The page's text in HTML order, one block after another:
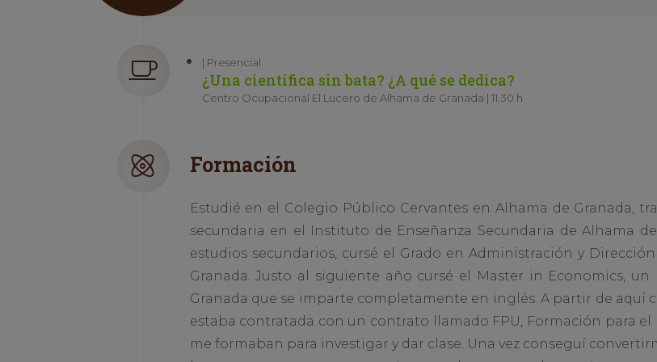
| Presencial
¿Una científica sin bata? ¿A qué se dedica?
Centro Ocupacional El Lucero de Alhama de Granada | 11.30 h
Formación
Estudié en el Colegio Público Cervantes en Alhama de Granada,
secundaria en el Instituto de Enseñanza Secundaria de Alhama
estudios secundarios, cursé el Grado en Administración y
Granada. Justo al siguiente año cursé el Master in Economics,
Granada que se imparte completamente en inglés. A partir de aquí
estaba contratada con un contrato llamado FPU, Formación para
me formaban para investigar y dar clase. Una vez conseguí